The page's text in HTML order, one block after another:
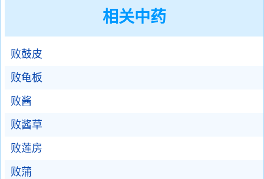
相关中药
败鼓皮
败龟板
败酱
败酱草
败莲房
败蒲